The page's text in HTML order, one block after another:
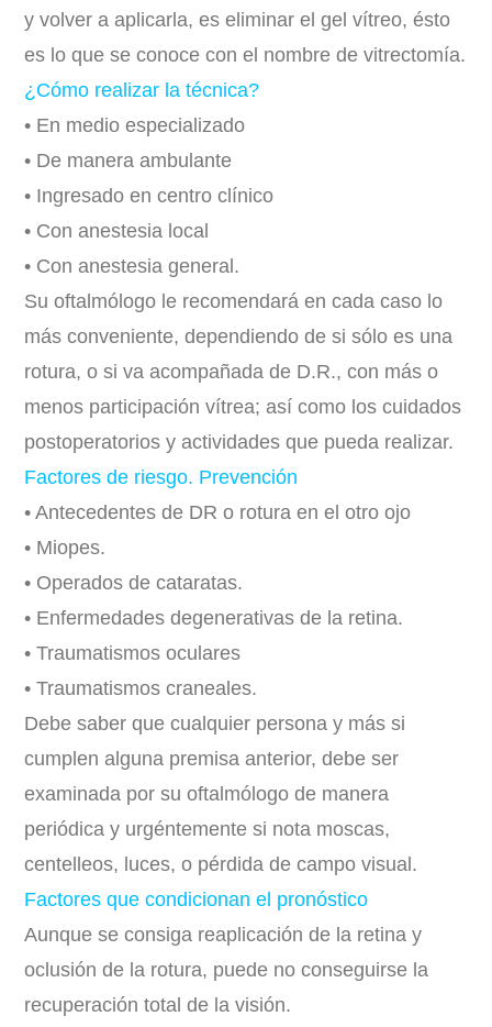
y volver a aplicarla, es eliminar el gel vítreo, ésto
es lo que se conoce con el nombre de vitrectomía.
¿Cómo realizar la técnica?
• En medio especializado
• De manera ambulante
• Ingresado en centro clínico
• Con anestesia local
• Con anestesia general.
Su oftalmólogo le recomendará en cada caso lo
más conveniente, dependiendo de si sólo es una
rotura, o si va acompañada de D.R., con más o
menos participación vítrea; así como los cuidados
postoperatorios y actividades que pueda realizar.
Factores de riesgo. Prevención
• Antecedentes de DR o rotura en el otro ojo
• Miopes.
• Operados de cataratas.
• Enfermedades degenerativas de la retina.
• Traumatismos oculares
• Traumatismos craneales.
Debe saber que cualquier persona y más si
cumplen alguna premisa anterior, debe ser
examinada por su oftalmólogo de manera
periódica y urgéntemente si nota moscas,
centelleos, luces, o pérdida de campo visual.
Factores que condicionan el pronóstico
Aunque se consiga reaplicación de la retina y
oclusión de la rotura, puede no conseguirse la
recuperación total de la visión.